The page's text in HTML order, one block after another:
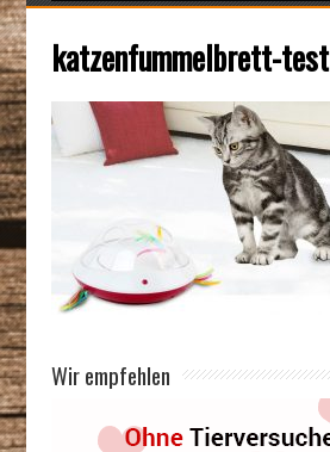
katzenfummelbrett-test
Wir empfehlen